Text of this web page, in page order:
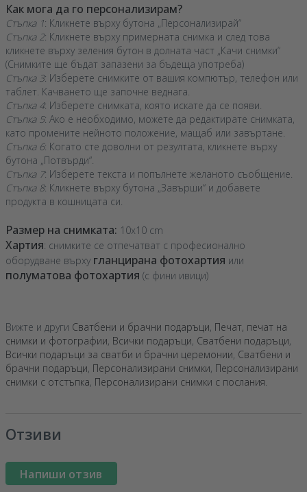
Как мога да го персонализирам?
Стъпка 1: Кликнете върху бутона „Персонализирай“
Стъпка 2: Кликнете върху примерната снимка и след това
кликнете върху зеления бутон в долната част „Качи снимки“
(Снимките ще бъдат запазени за бъдеща употреба)
Стъпка 3: Изберете снимките от вашия компютър, телефон или
таблет. Качването ще започне веднага.
Стъпка 4: Изберете снимката, която искате да се появи.
Стъпка 5: Ако е необходимо, можете да редактирате снимката,
като промените нейното положение, мащаб или завъртане.
Стъпка 6: Когато сте доволни от резултата, кликнете върху
бутона „Потвърди“.
Стъпка 7: Изберете текста и попълнете желаното съобщение.
Стъпка 8: Кликнете върху бутона „Завърши“ и добавете
продукта в кошницата си.
Размер на снимката: 10x10 cm
Хартия: снимките се отпечатват с професионално
оборудване върху гланцирана фотохартия или
полуматова фотохартия (с фини ивици)
Вижте и други Сватбени и брачни подаръци, Печат, печат на
снимки и фотографии, Всички подаръци, Сватбени подаръци,
Всички подаръци за сватби и брачни церемонии, Сватбени и
брачни подаръци, Персонализирани снимки, Персонализирани
снимки с отстъпка, Персонализирани снимки с послания.
Отзиви
Напиши отзив